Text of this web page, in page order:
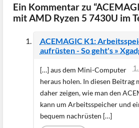
Ein Kommentar zu
mit AMD Ryzen 5 7430U im
ACEMAGIC K1:
aufrüsten - So geht's »
[…] aus dem Mini-Computer
heraus holen. In diesen Beitrag
daher zeigen, wie man den
kann um Arbeitsspeicher und
bequem nachrüsten […]